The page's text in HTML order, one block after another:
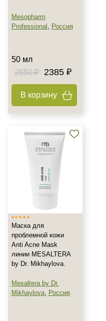
Mesopharm
Professional , Россия
50 мл
2650 ₽
2385 ₽
В корзину
Маска для
проблемной кожи
Anti Acne Mask
линии MESALTERA
by Dr. Mikhaylova.
Mesaltera by Dr.
Mikhaylova, Россия
о консультации
09-89